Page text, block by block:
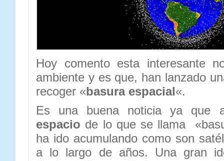
Hoy comento esta interesante
ambiente y es que, han lanzado
recoger «basura espacial«.
Es una buena noticia ya que
espacio de lo que se llama
ha ido acumulando como son
a lo largo de años. Una gran